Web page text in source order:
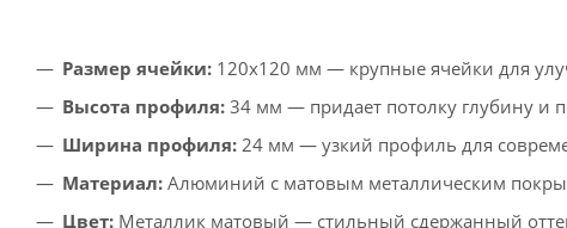
Размер ячейки: 120x120 мм — крупные ячейки для
Высота профиля: 34 мм — придает потолку глубину и
Ширина профиля: 24 мм — узкий профиль для
Материал: Алюминий с матовым металлическим
Цвет: Металлик матовый — стильный сдержанный